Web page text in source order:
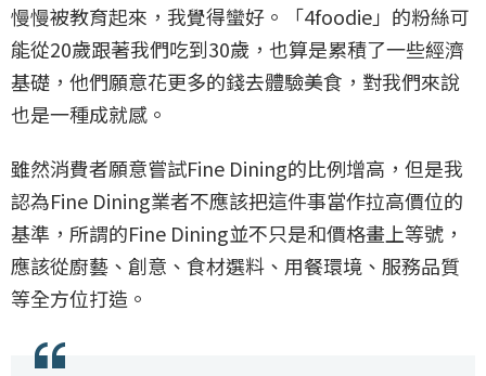
慢慢被教育起來，我覺得蠻好。「4foodie」的粉絲可
能從20歲跟著我們吃到30歲，也算是累積了一些經濟
基礎，他們願意花更多的錢去體驗美食，對我們來說
也是一種成就感。
雖然消費者願意嘗試Fine Dining的比例增高，但是我
認為Fine Dining業者不應該把這件事當作拉高價位的
基準，所謂的Fine Dining並不只是和價格畫上等號，
應該從廚藝、創意、食材選料、用餐環境、服務品質
等全方位打造。